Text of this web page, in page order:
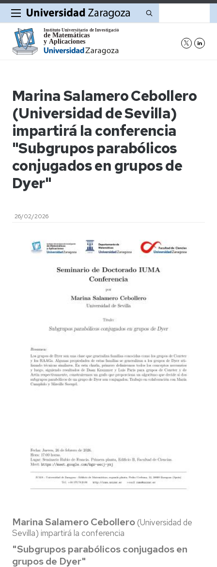
Marina Salamero Cebollero
(Universidad de Sevilla)
impartirá la conferencia
"Subgrupos parabólicos
conjugados en grupos de
Dyer"
26/02/2026
Marina Salamero Cebollero(Universidad de
Sevilla) impartirá la conferencia
"Subgrupos parabólicos conjugados en
grupos de Dyer"